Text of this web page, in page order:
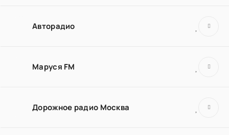
Авторадио
Маруся FM
Дорожное радио Москва